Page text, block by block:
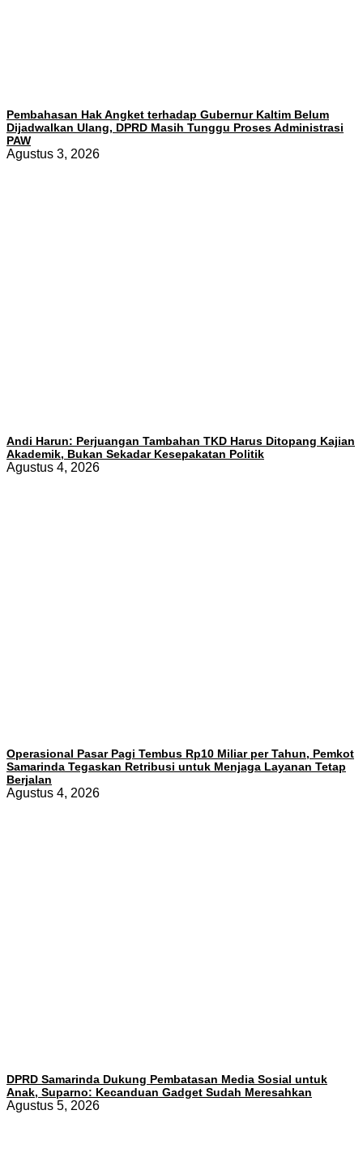
Pembahasan Hak Angket terhadap Gubernur Kaltim Belum
Dijadwalkan Ulang, DPRD Masih Tunggu Proses Administrasi
PAW
Agustus 3, 2026
Andi Harun: Perjuangan Tambahan TKD Harus Ditopang Kajian
Akademik, Bukan Sekadar Kesepakatan Politik
Agustus 4, 2026
Operasional Pasar Pagi Tembus Rp10 Miliar per Tahun, Pemkot
Samarinda Tegaskan Retribusi untuk Menjaga Layanan Tetap
Berjalan
Agustus 4, 2026
DPRD Samarinda Dukung Pembatasan Media Sosial untuk
Anak, Suparno: Kecanduan Gadget Sudah Meresahkan
Agustus 5, 2026